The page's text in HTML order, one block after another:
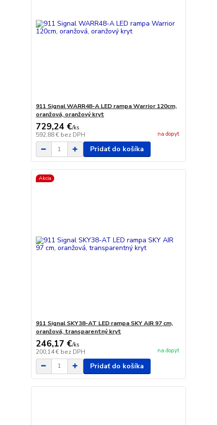
911 Signal WARR48-A LED rampa Warrior 120cm,
oranžová, oranžový kryt
729,24 €/ks
592,88 € bez DPH na dopyt
Pridať do košíka
Akcia
911 Signal SKY38-AT LED rampa SKY AIR 97 cm,
oranžová, transparentný kryt
246,17 €/ks
200,14 € bez DPH na dopyt
Pridať do košíka